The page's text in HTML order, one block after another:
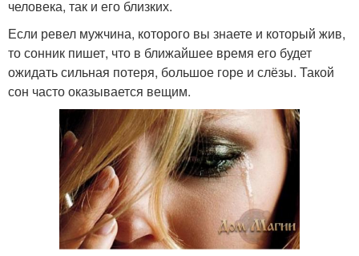
человека, так и его близких.
Если ревел мужчина, которого вы знаете и который жив,
то сонник пишет, что в ближайшее время его будет
ожидать сильная потеря, большое горе и слёзы. Такой
сон часто оказывается вещим.